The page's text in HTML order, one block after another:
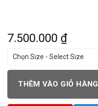
7.500.000 ₫
THÊM VÀO GIỎ HÀNG